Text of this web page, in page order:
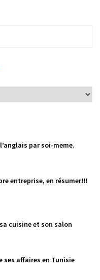
par soi-meme.
entreprise, en résumer!!!
cuisine et son salon
ses affaires en Tunisie